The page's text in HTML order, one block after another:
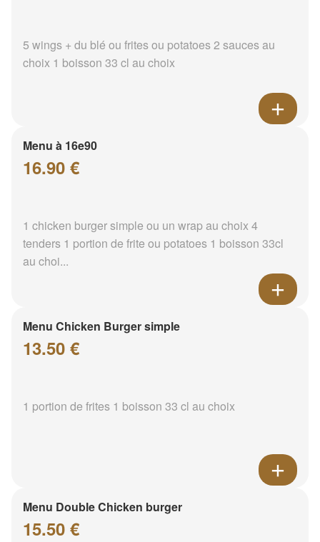
5 wings + du blé ou frites ou potatoes 2 sauces au
choix 1 boisson 33 cl au choix
Menu à 16e90
16.90 €
1 chicken burger simple ou un wrap au choix 4
tenders 1 portion de frite ou potatoes 1 boisson 33cl
au choi...
Menu Chicken Burger simple
13.50 €
1 portion de frites 1 boisson 33 cl au choix
Menu Double Chicken burger
15.50 €